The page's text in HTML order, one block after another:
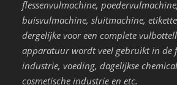
flessenvulmachine, poedervulmachine,
buisvulmachine, sluitmachine,
dergelijke voor een complete
apparatuur wordt veel gebruikt in de
industrie, voeding, dagelijkse
cosmetische industrie en etc.